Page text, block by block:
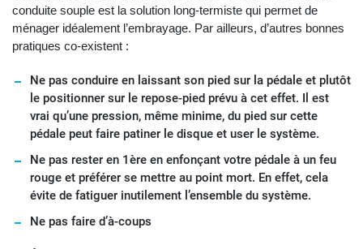
conduite souple est la solution long-termiste qui permet de
ménager idéalement l’embrayage. Par ailleurs, d’autres bonnes
pratiques co-existent :
Ne pas conduire en laissant son pied sur la pédale et plutôt
le positionner sur le repose-pied prévu à cet effet. Il est
vrai qu’une pression, même minime, du pied sur cette
pédale peut faire patiner le disque et user le système.
Ne pas rester en 1ère en enfonçant votre pédale à un feu
rouge et préférer se mettre au point mort. En effet, cela
évite de fatiguer inutilement l’ensemble du système.
Ne pas faire d’à-coups